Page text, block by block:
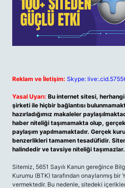
Reklam ve İletişim: Skype:
Yasal Uyarı: Bu internet sitesi,
şirketi ile hiçbir bağlantısı
hazırladığımız makaleler
haber niteliği taşımamakta olup,
paylaşım yapılmamaktadır. Gerçek
benzerlikleri tamamen tesadüfidir.
halindedir ve tavsiye niteliği taşımazlar.
Sitemiz, 5651 Sayılı Kanun gereğince
Kurumu (BTK) tarafından onaylanmış bir
vermektedir. Bu nedenle, sitedeki